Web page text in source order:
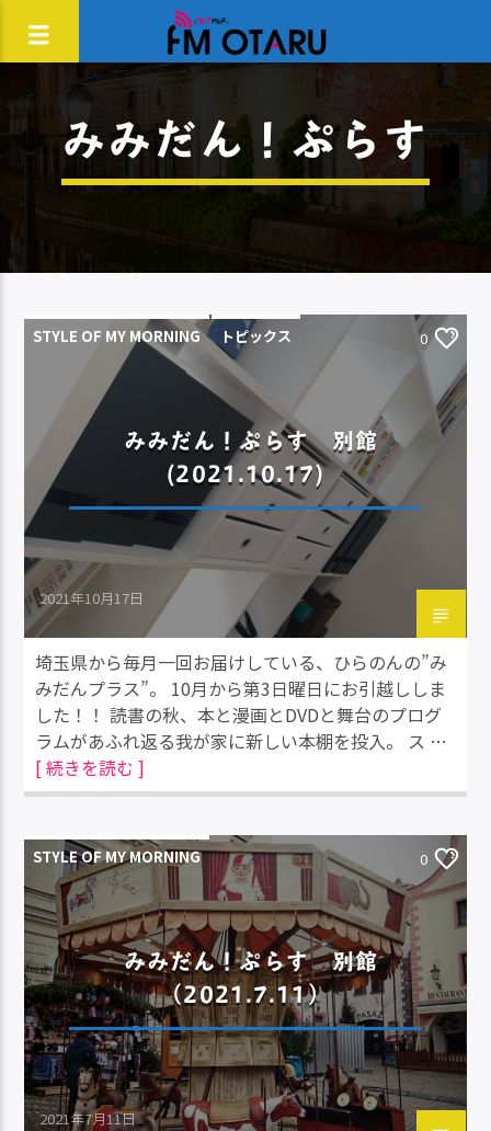
みみだん！ぷらす
STYLE OF MY MORNING トピックス 0
みみだん！ぷらす 別館
(2021.10.17)
2021年10月17日
埼玉県から毎月一回お届けしている、ひらのんの”み
みだんプラス”。 10月から第3日曜日にお引越ししま
した！！ 読書の秋、本と漫画とDVDと舞台のプログ
ラムがあふれ返る我が家に新しい本棚を投入。 ス …
[ 続きを読む ]
STYLE OF MY MORNING 0
みみだん！ぷらす 別館
（2021.7.11）
2021年7月11日